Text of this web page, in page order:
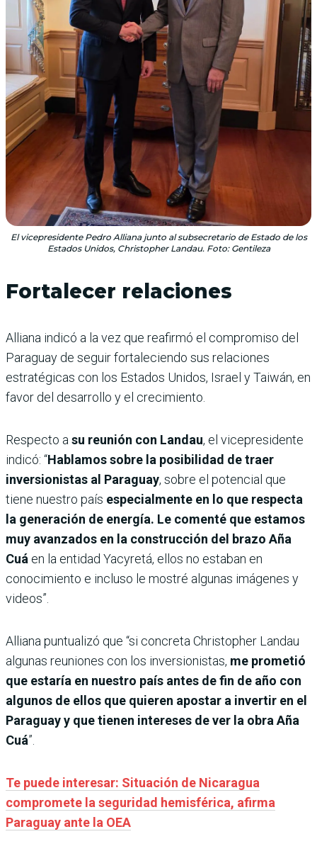
El vicepresidente Pedro Alliana junto al subsecretario de Estado de los
Estados Unidos, Christopher Landau. Foto: Gentileza
Fortalecer relaciones
Alliana indicó a la vez que reafirmó el compromiso del
Paraguay de seguir fortaleciendo sus relaciones
estratégicas con los Estados Unidos, Israel y Taiwán, en
favor del desarrollo y el crecimiento.
Respecto a su reunión con Landau, el vicepresidente
indicó: “Hablamos sobre la posibilidad de traer
inversionistas al Paraguay, sobre el potencial que
tiene nuestro país especialmente en lo que respecta
la generación de energía. Le comenté que estamos
muy avanzados en la construcción del brazo Aña
Cuá en la entidad Yacyretá, ellos no estaban en
conocimiento e incluso le mostré algunas imágenes y
videos”.
Alliana puntualizó que “si concreta Christopher Landau
algunas reuniones con los inversionistas, me prometió
que estaría en nuestro país antes de fin de año con
algunos de ellos que quieren apostar a invertir en el
Paraguay y que tienen intereses de ver la obra Aña
Cuá”.
Te puede interesar: Situación de Nicaragua
compromete la seguridad hemisférica, afirma
Paraguay ante la OEA